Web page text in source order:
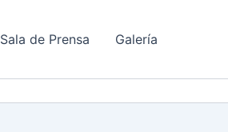
Sala de Prensa Galería